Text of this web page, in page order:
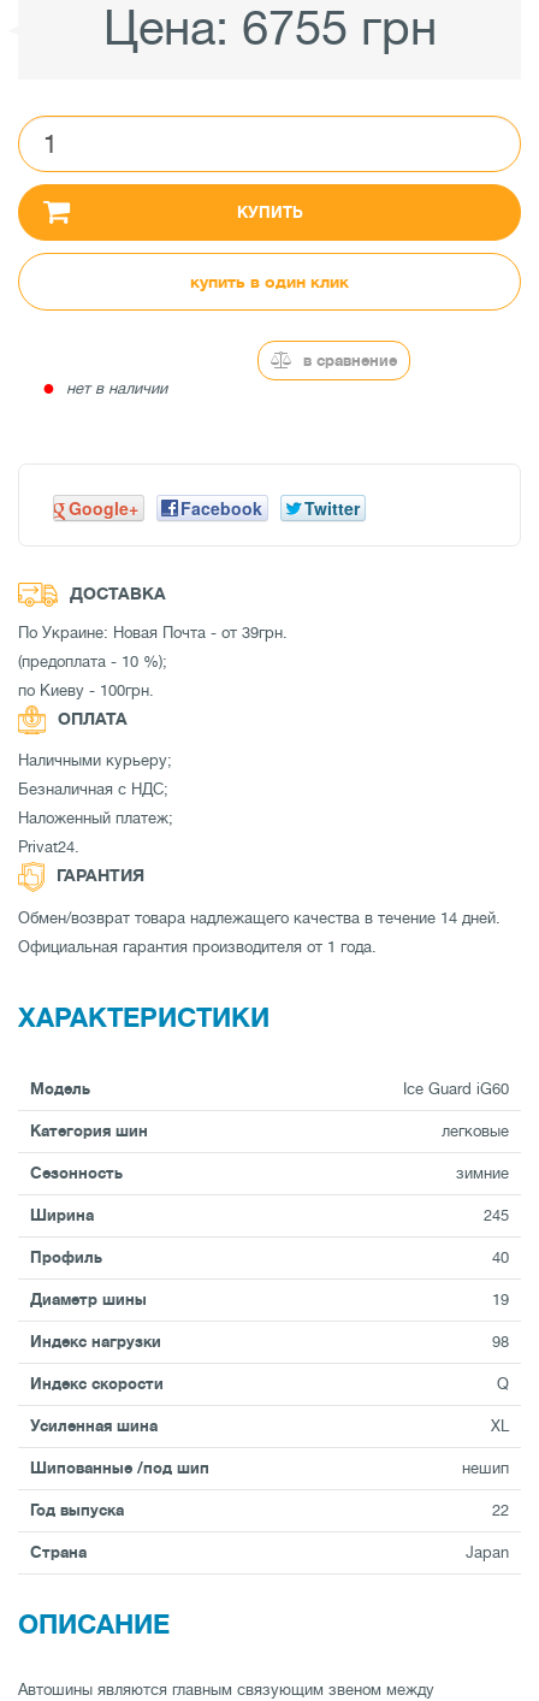
Цена: 6755 грн
КУПИТЬ
купить в один клик
● нет в наличии
в сравнение
Google+ Facebook Twitter
ДОСТАВКА
По Украине: Новая Почта - от 39грн.
(предоплата - 10 %);
по Киеву - 100грн.
ОПЛАТА
Наличными курьеру;
Безналичная с НДС;
Наложенный платеж;
Privat24.
ГАРАНТИЯ
Обмен/возврат товара надлежащего качества в течение 14 дней.
Официальная гарантия производителя от 1 года.
ХАРАКТЕРИСТИКИ
Модель Ice Guard iG60
Категория шин легковые
Сезонность зимние
Ширина 245
Профиль 40
Диаметр шины 19
Индекс нагрузки 98
Индекс скорости Q
Усиленная шина XL
Шипованные /под шип нешип
Год выпуска 22
Страна Japan
ОПИСАНИЕ
Автошины являются главным связующим звеном между